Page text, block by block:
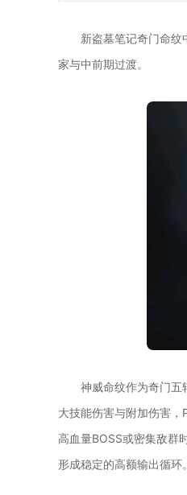
新盗墓笔记奇门命
家与中前期过渡。
神威命纹作为奇门五
大技能伤害与附加伤害
高血量BOSS或密集敌群
形成稳定的高额输出循环。